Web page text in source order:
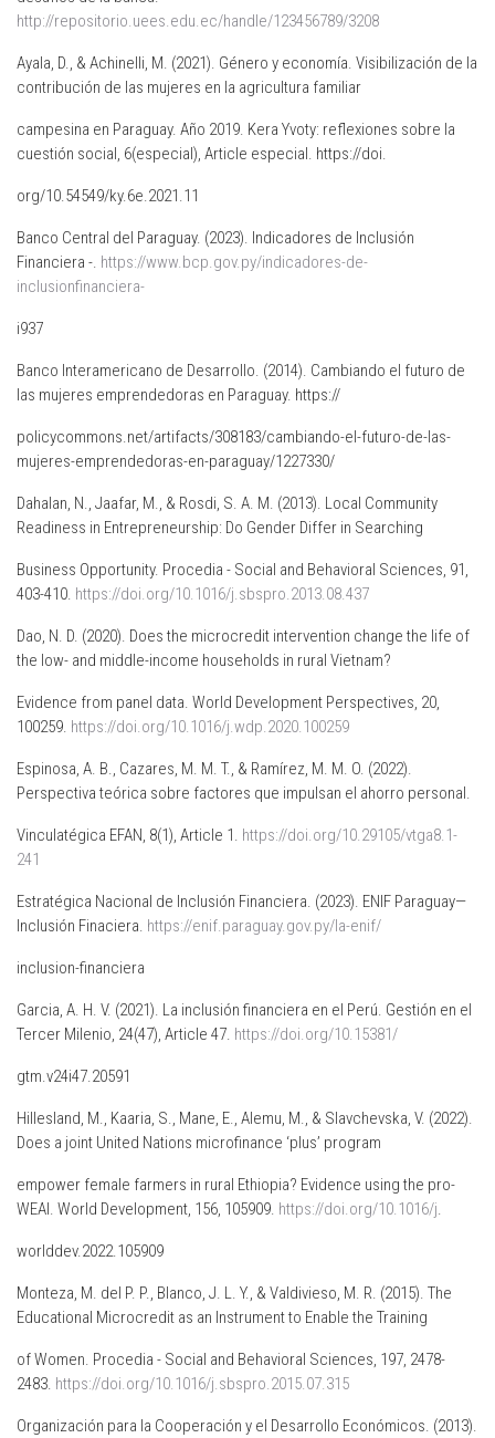
http://repositorio.uees.edu.ec/handle/123456789/3208
Ayala, D., & Achinelli, M. (2021). Género y economía. Visibilización de la
contribución de las mujeres en la agricultura familiar
campesina en Paraguay. Año 2019. Kera Yvoty: reflexiones sobre la
cuestión social, 6(especial), Article especial. https://doi.
org/10.54549/ky.6e.2021.11
Banco Central del Paraguay. (2023). Indicadores de Inclusión
Financiera -. https://www.bcp.gov.py/indicadores-de-
inclusionfinanciera-
i937
Banco Interamericano de Desarrollo. (2014). Cambiando el futuro de
las mujeres emprendedoras en Paraguay. https://
policycommons.net/artifacts/308183/cambiando-el-futuro-de-las-
mujeres-emprendedoras-en-paraguay/1227330/
Dahalan, N., Jaafar, M., & Rosdi, S. A. M. (2013). Local Community
Readiness in Entrepreneurship: Do Gender Differ in Searching
Business Opportunity. Procedia - Social and Behavioral Sciences, 91,
403-410. https://doi.org/10.1016/j.sbspro.2013.08.437
Dao, N. D. (2020). Does the microcredit intervention change the life of
the low- and middle-income households in rural Vietnam?
Evidence from panel data. World Development Perspectives, 20,
100259. https://doi.org/10.1016/j.wdp.2020.100259
Espinosa, A. B., Cazares, M. M. T., & Ramírez, M. M. O. (2022).
Perspectiva teórica sobre factores que impulsan el ahorro personal.
Vinculatégica EFAN, 8(1), Article 1. https://doi.org/10.29105/vtga8.1-
241
Estratégica Nacional de Inclusión Financiera. (2023). ENIF Paraguay—
Inclusión Finaciera. https://enif.paraguay.gov.py/la-enif/
inclusion-financiera
Garcia, A. H. V. (2021). La inclusión financiera en el Perú. Gestión en el
Tercer Milenio, 24(47), Article 47. https://doi.org/10.15381/
gtm.v24i47.20591
Hillesland, M., Kaaria, S., Mane, E., Alemu, M., & Slavchevska, V. (2022).
Does a joint United Nations microfinance ‘plus’ program
empower female farmers in rural Ethiopia? Evidence using the pro-
WEAI. World Development, 156, 105909. https://doi.org/10.1016/j
worlddev.2022.105909
Monteza, M. del P. P., Blanco, J. L. Y., & Valdivieso, M. R. (2015). The
Educational Microcredit as an Instrument to Enable the Training
of Women. Procedia - Social and Behavioral Sciences, 197, 2478-
2483. https://doi.org/10.1016/j.sbspro.2015.07.315
Organización para la Cooperación y el Desarrollo Económicos. (2013).